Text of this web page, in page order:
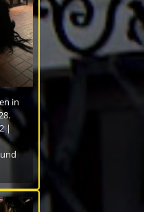
in
|